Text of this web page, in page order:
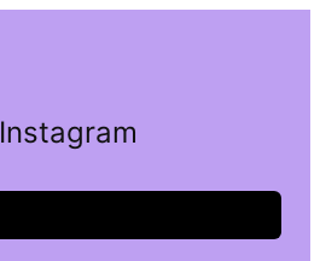
Instagram